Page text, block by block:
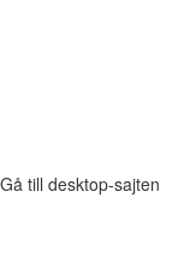
Gå till desktop-sajten